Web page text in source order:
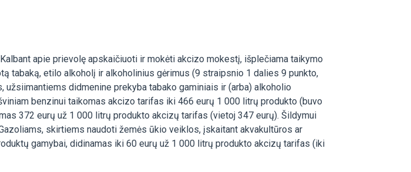
apie prievolę apskaičiuoti ir mokėti akcizo mokestį, išplečiama taikymo
tabaką, etilo alkoholį ir alkoholinius gėrimus (9 straipsnio 1 dalies 9 punkto,
didmenine prekyba tabako gaminiais ir (arba) alkoholio
benzinui taikomas akcizo tarifas iki 466 eurų 1 000 litrų produkto (buvo
372 eurų už 1 000 litrų produkto akcizų tarifas (vietoj 347 eurų). Šildymui
skirtiems naudoti žemės ūkio veiklos, įskaitant akvakultūros ar
gamybai, didinamas iki 60 eurų už 1 000 litrų produkto akcizų tarifas (iki